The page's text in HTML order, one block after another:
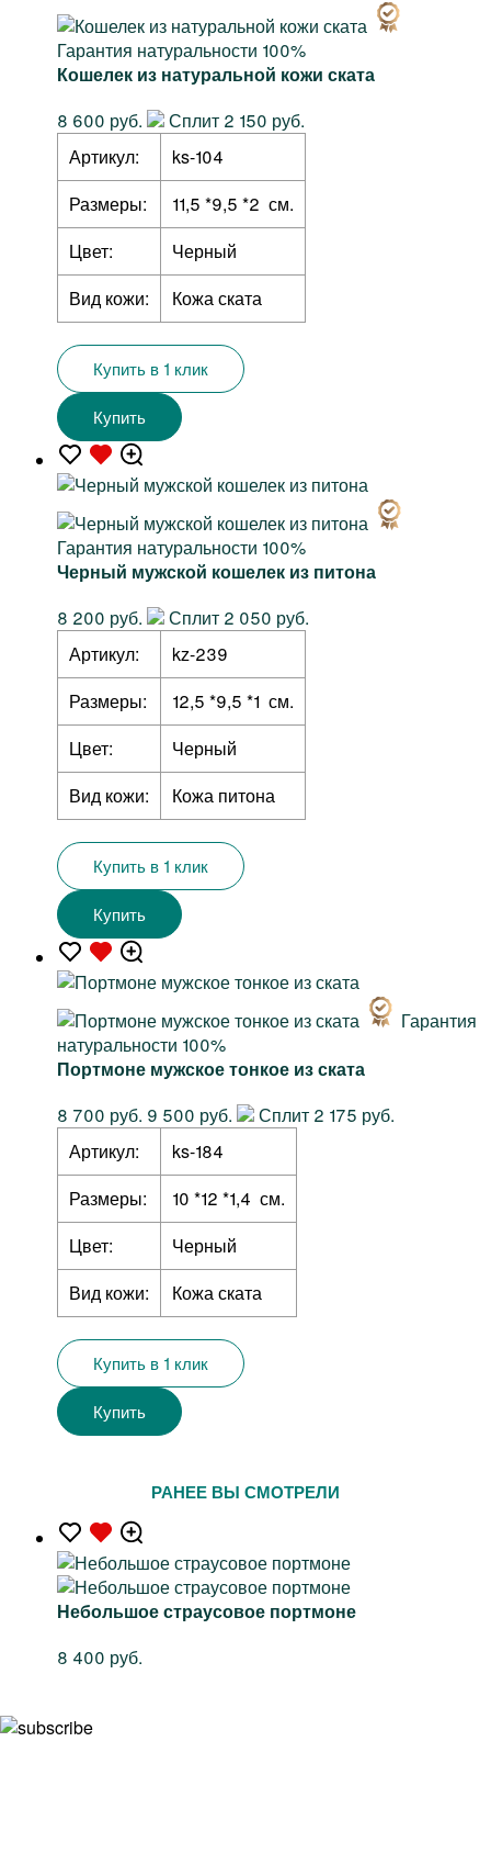
Гарантия натуральности 100%
Кошелек из натуральной кожи ската
8 600 руб.
Сплит 2 150 руб.
Артикул:
ks-104
Размеры:
11,5 *9,5 *2 см.
Цвет:
Черный
Вид кожи:
Кожа ската
Купить в 1 клик
Купить
Гарантия натуральности 100%
Черный мужской кошелек из питона
8 200 руб.
Сплит 2 050 руб.
Артикул:
kz-239
Размеры:
12,5 *9,5 *1 см.
Цвет:
Черный
Вид кожи:
Кожа питона
Купить в 1 клик
Купить
Гарантия
натуральности 100%
Портмоне мужское тонкое из ската
8 700 руб. 9 500 руб.
Сплит 2 175 руб.
Артикул:
ks-184
Размеры:
10 *12 *1,4 см.
Цвет:
Черный
Вид кожи:
Кожа ската
Купить в 1 клик
Купить
РАНЕЕ ВЫ СМОТРЕЛИ
Небольшое страусовое портмоне
8 400 руб.